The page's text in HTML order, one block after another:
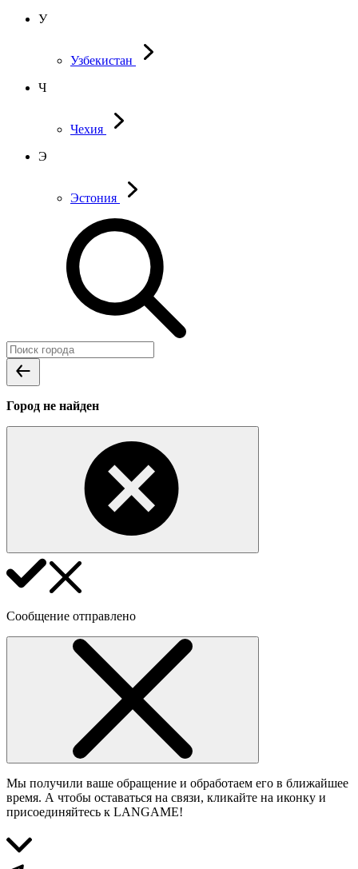
У
Узбекистан
Ч
Чехия
Э
Эстония
Город не найден
Сообщение отправлено
Мы получили ваше обращение и обработаем его в ближайшее
время. А чтобы оставаться на связи, кликайте на иконку и
присоединяйтесь к LANGAME!